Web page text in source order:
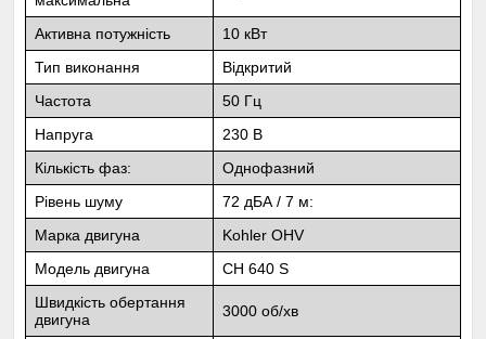
Активна потужність
10 кВт
Тип виконання
Відкритий
Частота
50 Гц
Напруга
230 В
Кількість фаз:
Однофазний
Рівень шуму
72 дБА / 7 м:
Марка двигуна
Kohler OHV
Модель двигуна
CH 640 S
Швидкість обертання
двигуна
3000 об/хв